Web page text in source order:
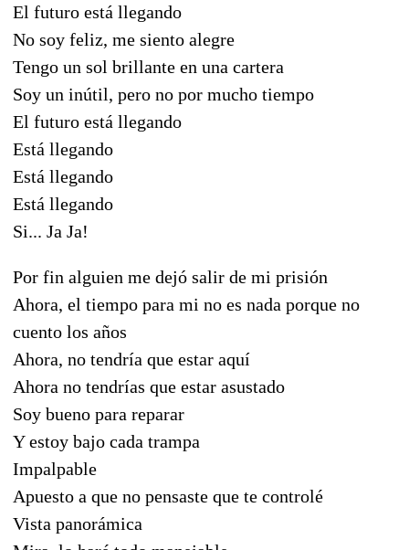
El futuro está llegando
No soy feliz, me siento alegre
Tengo un sol brillante en una cartera
Soy un inútil, pero no por mucho tiempo
El futuro está llegando
Está llegando
Está llegando
Está llegando
Si... Ja Ja!
Por fin alguien me dejó salir de mi prisión
Ahora, el tiempo para mi no es nada porque no
cuento los años
Ahora, no tendría que estar aquí
Ahora no tendrías que estar asustado
Soy bueno para reparar
Y estoy bajo cada trampa
Impalpable
Apuesto a que no pensaste que te controlé
Vista panorámica